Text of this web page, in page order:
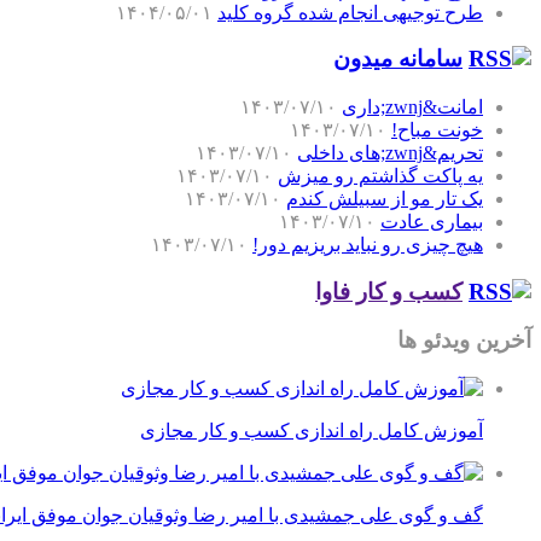
طرح توجیهی انجام شده گروه کلید ۱۴۰۴/۰۵/۰۱
سامانه میدون
امانت&zwnj;داری
۱۴۰۳/۰۷/۱۰
خونت مباح! ۱۴۰۳/۰۷/۱۰
تحریم&zwnj;های داخلی
۱۴۰۳/۰۷/۱۰
یه پاکت گذاشتم رو میزش ۱۴۰۳/۰۷/۱۰
یک تار مو از سبیلش کندم ۱۴۰۳/۰۷/۱۰
بیماری عادت ۱۴۰۳/۰۷/۱۰
هیچ چیزی رو نباید بریزیم دور! ۱۴۰۳/۰۷/۱۰
کسب و کار فاوا
آخرین ویدئو ها
آموزش کامل راه اندازی کسب و کار مجازی
گف و گوی علی جمشیدی با امیر رضا وثوقیان جوان موفق